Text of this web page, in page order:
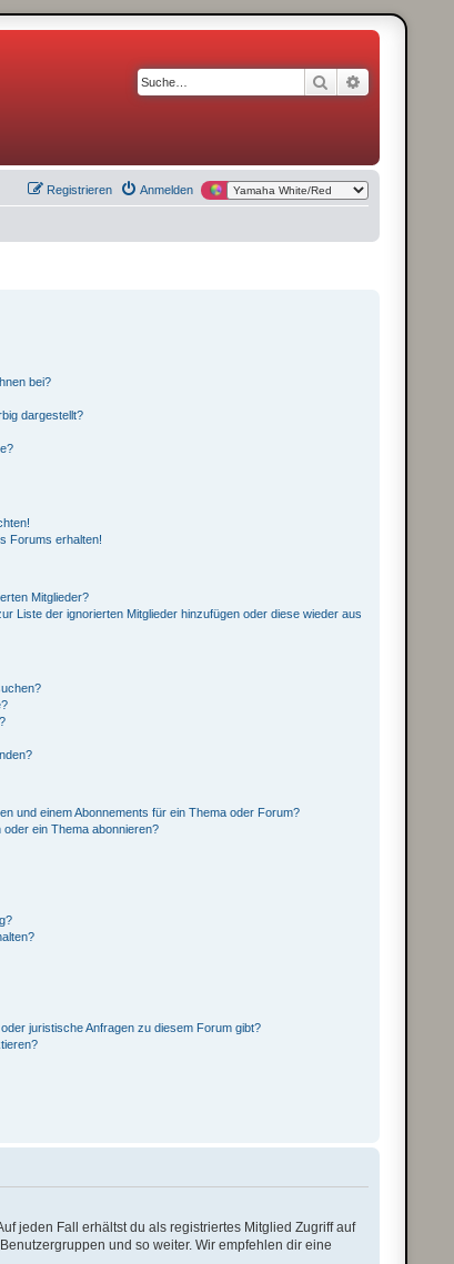
Suche
Anmelden
Registrieren
bei?
dargestellt?
Forums erhalten!
Mitglieder?
Liste der ignorierten Mitglieder hinzufügen oder diese wieder aus
und einem Abonnements für ein Thema oder Forum?
ein Thema abonnieren?
juristische Anfragen zu diesem Forum gibt?
jeden Fall erhältst du als registriertes Mitglied Zugriff auf
und so weiter. Wir empfehlen dir eine